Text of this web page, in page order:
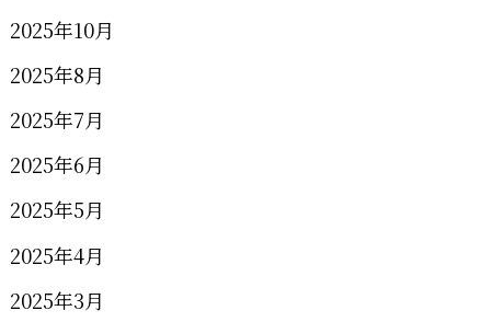
2025年10月
2025年8月
2025年7月
2025年6月
2025年5月
2025年4月
2025年3月